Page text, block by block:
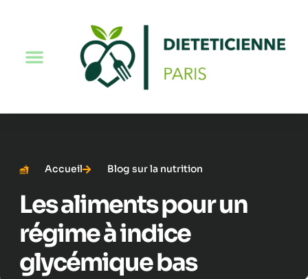
Accueil Blog sur la nutrition
Les aliments pour un
régime à indice
glycémique bas